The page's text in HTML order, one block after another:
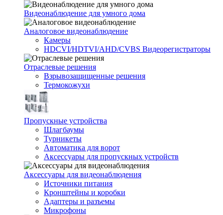
Видеонаблюдение для умного дома
Аналоговое видеонаблюдение
Камеры
HDCVI/HDTVI/AHD/CVBS Видеорегистраторы
Отраслевые решения
Взрывозащищенные решения
Термокожухи
Пропускные устройства
Шлагбаумы
Турникеты
Автоматика для ворот
Аксессуары для пропускных устройств
Аксессуары для видеонаблюдения
Источники питания
Кронштейны и коробки
Адаптеры и разъемы
Микрофоны